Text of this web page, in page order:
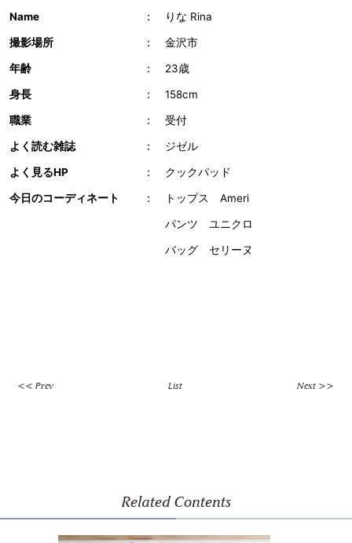
Name ： りな Rina
撮影場所 ： 金沢市
年齢 ： 23歳
身長 ： 158cm
職業 ： 受付
よく読む雑誌 ： ジゼル
よく見るHP ： クックパッド
今日のコーディネート ： トップス Ameri
パンツ ユニクロ
バッグ セリーヌ
<< Prev List Next >>
Related Contents